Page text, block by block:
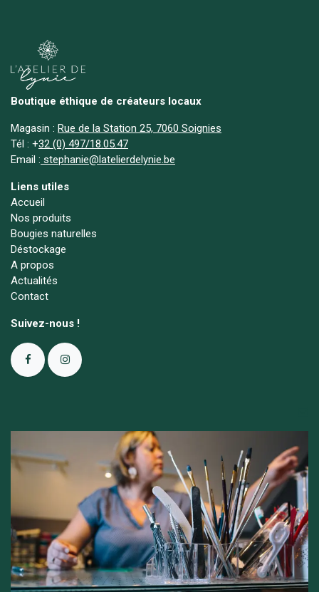
Boutique éthique de créateurs locaux
Magasin : Rue de la Station 25, 7060 Soignies
Tél : +32 (0) 497/18.05.47
Email : stephanie@latelierdelynie.be
Liens utiles
Accueil
Nos produits
Bougies naturelles
Déstockage
A propos
Actualités
Contact
Suivez-nous !